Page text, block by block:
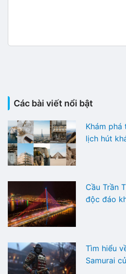
Các bài viết nổi bật
Khám
lịch hút
Cầu Trần
độc đáo
Tìm hiểu
Samurai